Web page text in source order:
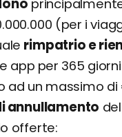
(per i
rimpatrio e
per 365
ad un massimo
annullamento
offerte: